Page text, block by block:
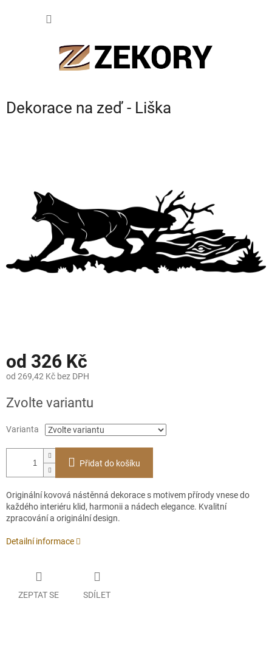
Dekorace na zeď - Liška
od 326 Kč
od 269,42 Kč bez DPH
cena:
Zvolte variantu
Varianta
Přidat do košíku
Originální kovová nástěnná dekorace s motivem přírody vnese do
každého interiéru klid, harmonii a nádech elegance. Kvalitní
zpracování a originální design.
Detailní informace
ZEPTAT SE SDÍLET